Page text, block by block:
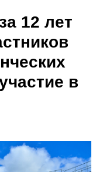
12 лет
в